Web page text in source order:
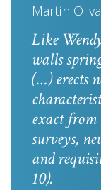
Martín
Like
walls
(…) erects
exact from
surveys,
and
10).